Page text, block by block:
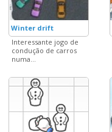
Winter drift
Interessante jogo de
condução de carros
numa...